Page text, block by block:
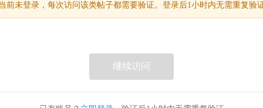
前未登录，每次访问该类帖子都需要验证。登录后1小时内无需重复验
继续访问